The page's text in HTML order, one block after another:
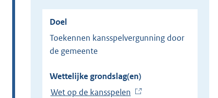
Doel
Toekennen kansspelvergunning door
de gemeente
Wettelijke grondslag(en)
Wet op de kansspelen